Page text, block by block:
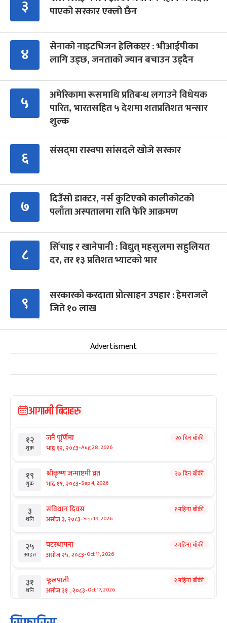
३
पाएको सरकार एक्लो छैन
४
सेनाको नाइटभिजन हेलिकप्टर : भीआईपीका
लागि उड्छ, जनताको ज्यान बचाउन उड्दैन
५
अमेरिकामा रूसमाथि प्रतिबन्ध लगाउने विधेयक
पारित, भारतसहित ५ देशमा शतप्रतिशत भन्सार
शुल्क
६ संसद्‍मा रास्वपा सांसदले खोजे सरकार
७
दिउँसो डाक्टर, नर्स कुटिएको कालीकोटको
पलाँता अस्पतालमा राति फेरि आक्रमण
८
सिँचाइ र खानेपानी : विद्युत् महसुलमा सहुलियत
दर, तर १३ प्रतिशत भ्याटको भार
९
सरकारको करदाता प्रोत्साहन उपहार : हेमराजले
जिते १० लाख
Advertisment
आगामी बिदाहरु
१२
शुक्र
जनै पूर्णिमा
भाद्र १२, २०८३-Aug 28, 2026
२० दिन बाँकी
१९
शुक्र
श्रीकृष्ण जन्माष्टमी व्रत
भाद्र १९, २०८३-Sep 4, 2026
२७ दिन बाँकी
३
शनि
संविधान दिवस
असोज ३, २०८३-Sep 19, 2026
१ महिना बाँकी
२५
आइत
घटस्थापना
असोज २५, २०८३-Oct 11, 2026
२ महिना बाँकी
३१
शनि
फूलपाती
असोज ३१ , २०८३-Oct 17, 2026
२ महिना बाँकी
१ कार्तिक सङ्क्रान्ति